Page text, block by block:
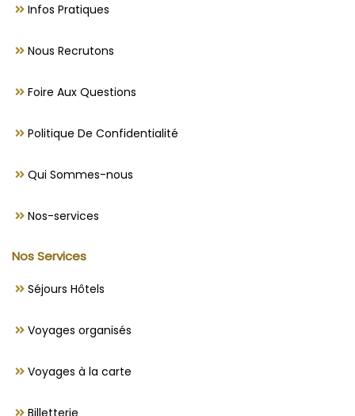
Infos Pratiques
Nous Recrutons
Foire Aux Questions
Politique De Confidentialité
Qui Sommes-nous
Nos-services
Nos Services
Séjours Hôtels
Voyages organisés
Voyages à la carte
Billetterie